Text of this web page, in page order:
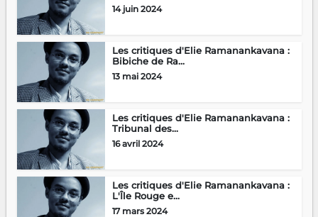
14 juin 2024
Les critiques d'Elie Ramanankavana :
Bibiche de Ra...
13 mai 2024
Les critiques d'Elie Ramanankavana :
Tribunal des...
16 avril 2024
Les critiques d'Elie Ramanankavana :
L'Île Rouge e...
17 mars 2024